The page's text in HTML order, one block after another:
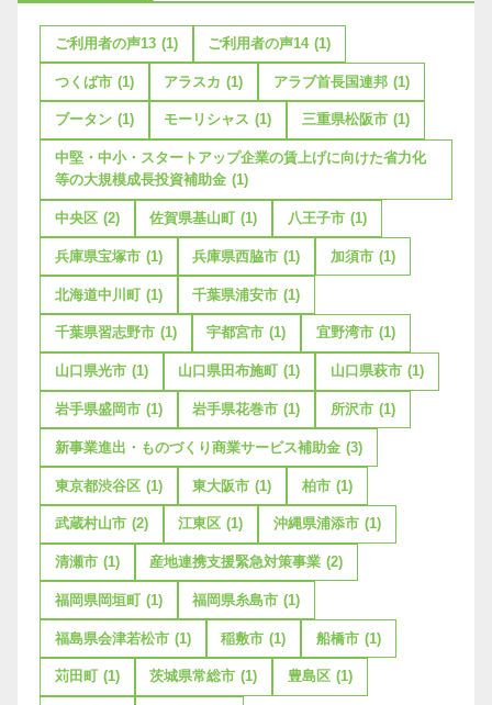
ご利用者の声13 (1) ご利用者の声14 (1)
つくば市 (1) アラスカ (1) アラブ首長国連邦 (1)
ブータン (1) モーリシャス (1) 三重県松阪市 (1)
中堅・中小・スタートアップ企業の賃上げに向けた省力化
等の大規模成長投資補助金 (1)
中央区 (2) 佐賀県基山町 (1) 八王子市 (1)
兵庫県宝塚市 (1) 兵庫県西脇市 (1) 加須市 (1)
北海道中川町 (1) 千葉県浦安市 (1)
千葉県習志野市 (1) 宇都宮市 (1) 宜野湾市 (1)
山口県光市 (1) 山口県田布施町 (1) 山口県萩市 (1)
岩手県盛岡市 (1) 岩手県花巻市 (1) 所沢市 (1)
新事業進出・ものづくり商業サービス補助金 (3)
東京都渋谷区 (1) 東大阪市 (1) 柏市 (1)
武蔵村山市 (2) 江東区 (1) 沖縄県浦添市 (1)
清瀬市 (1) 産地連携支援緊急対策事業 (2)
福岡県岡垣町 (1) 福岡県糸島市 (1)
福島県会津若松市 (1) 稲敷市 (1) 船橋市 (1)
苅田町 (1) 茨城県常総市 (1) 豊島区 (1)